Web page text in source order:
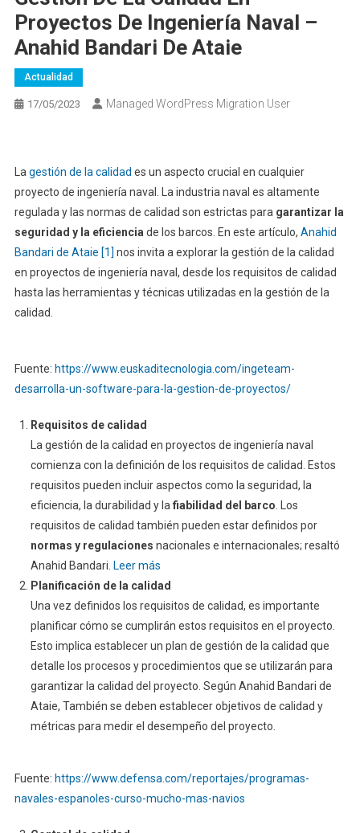
Proyectos De Ingeniería Naval –
Anahid Bandari De Ataie
Actualidad
17/05/2023 Managed WordPress Migration User
Lagestión de la calidad es un aspecto crucial en cualquier
proyecto de ingeniería naval. La industria naval es altamente
regulada y las normas de calidad son estrictas para garantizar la
seguridad y la eficienciade los barcos. En este artículo, Anahid
Bandari de Ataie [1] nos invita a explorar la gestión de la calidad
en proyectos de ingeniería naval, desde los requisitos de calidad
hasta las herramientas y técnicas utilizadas en la gestión de la
calidad.
Fuente: https://www.euskaditecnologia.com/ingeteam-
desarrolla-un-software-para-la-gestion-de-proyectos/
Requisitos de calidad
La gestión de la calidad en proyectos de ingeniería naval
comienza con la definición de los requisitos de calidad. Estos
requisitos pueden incluir aspectos como la seguridad, la
eficiencia, la durabilidad y lafiabilidad del barco. Los
requisitos de calidad también pueden estar definidos por
normas y regulaciones nacionales e internacionales; resaltó
Anahid Bandari. Leer más
Planificación de la calidad
Una vez definidos los requisitos de calidad, es importante
planificar cómo se cumplirán estos requisitos en el proyecto.
Esto implica establecer un plan de gestión de la calidad que
detalle los procesos y procedimientos que se utilizarán para
garantizar la calidad del proyecto. Según Anahid Bandari de
Ataie, También se deben establecer objetivos de calidad y
métricas para medir el desempeño del proyecto.
Fuente: https://www.defensa.com/reportajes/programas-
navales-espanoles-curso-mucho-mas-navios